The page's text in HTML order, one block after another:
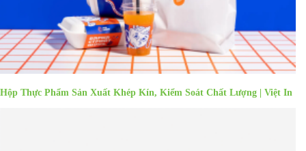
Hộp Thực Phẩm Sản Xuất Khép Kín, Kiểm Soát Chất Lượng | Việt In